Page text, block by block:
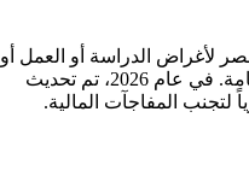
لأغراض الدراسة أو العمل أو
السياحة أو الزواج، وتتطلب مستندات رسمية ورسوماً محددة تختلف حسب نوع الإقامة. في عام 2026، تم تحديث
لتجنب المفاجآت المالية.